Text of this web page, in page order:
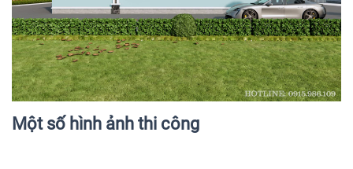
Một số hình ảnh thi công